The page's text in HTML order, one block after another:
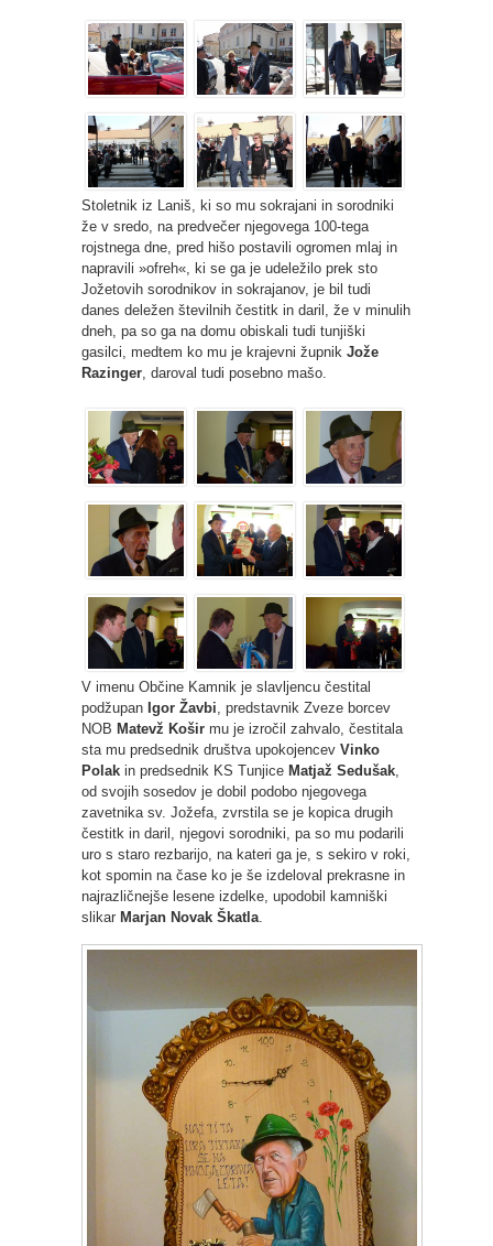
Stoletnik iz Laniš, ki so mu sokrajani in sorodniki
že v sredo, na predvečer njegovega 100-tega
rojstnega dne, pred hišo postavili ogromen mlaj in
napravili »ofreh«, ki se ga je udeležilo prek sto
Jožetovih sorodnikov in sokrajanov, je bil tudi
danes deležen številnih čestitk in daril, že v minulih
dneh, pa so ga na domu obiskali tudi tunjiški
gasilci, medtem ko mu je krajevni župnik Jože
Razinger, daroval tudi posebno mašo.
V imenu Občine Kamnik je slavljencu čestital
podžupan Igor Žavbi, predstavnik Zveze borcev
NOB Matevž Košir mu je izročil zahvalo, čestitala
sta mu predsednik društva upokojencev Vinko
Polak in predsednik KS Tunjice Matjaž Sedušak,
od svojih sosedov je dobil podobo njegovega
zavetnika sv. Jožefa, zvrstila se je kopica drugih
čestitk in daril, njegovi sorodniki, pa so mu podarili
uro s staro rezbarijo, na kateri ga je, s sekiro v roki,
kot spomin na čase ko je še izdeloval prekrasne in
najrazličnejše lesene izdelke, upodobil kamniški
slikar Marjan Novak Škatla.